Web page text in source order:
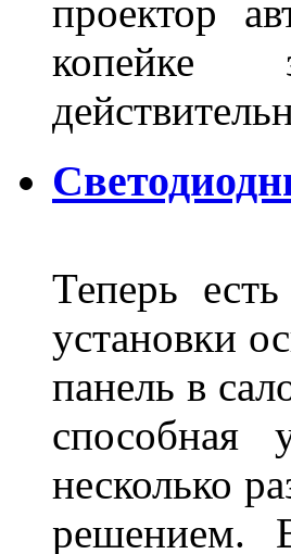
проектор
копейке
Теперь
установки
панель в
способная
несколько
решением.